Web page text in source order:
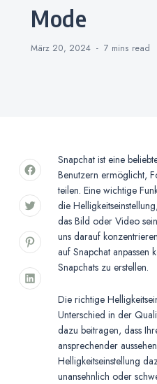
Mode
März 20, 2024 7 mins read
Snapchat ist eine
Benutzern ermöglicht,
teilen. Eine wichtige
die
das Bild oder Video
uns darauf
auf Snapchat anpassen
Snapchats zu erstellen.
Die richtige
Unterschied in der
dazu beitragen, dass
ansprechender
Helligkeitseinstellung
unansehnlich oder